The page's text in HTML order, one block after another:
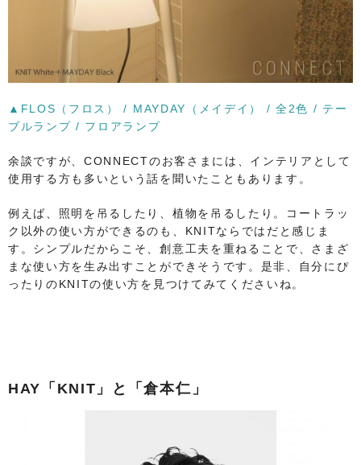
▲FLOS（フロス） / MAYDAY（メイデイ） / 全2色 / テー
ブルランプ / フロアランプ
余談ですが、CONNECTのお客さまには、インテリアとして
使用する方も多いという話を聞いたこともあります。
例えば、照明を吊るしたり、植物を吊るしたり。コートラッ
ク以外の使い方ができるのも、KNITならではだと感じま
す。シンプルだからこそ、創意工夫を重ねることで、さまざ
まな使い方を生み出すことができそうです。是非、自分にぴ
ったりのKNITの使い方を見つけてみてくださいね。
HAY「KNIT」と「倉本仁」